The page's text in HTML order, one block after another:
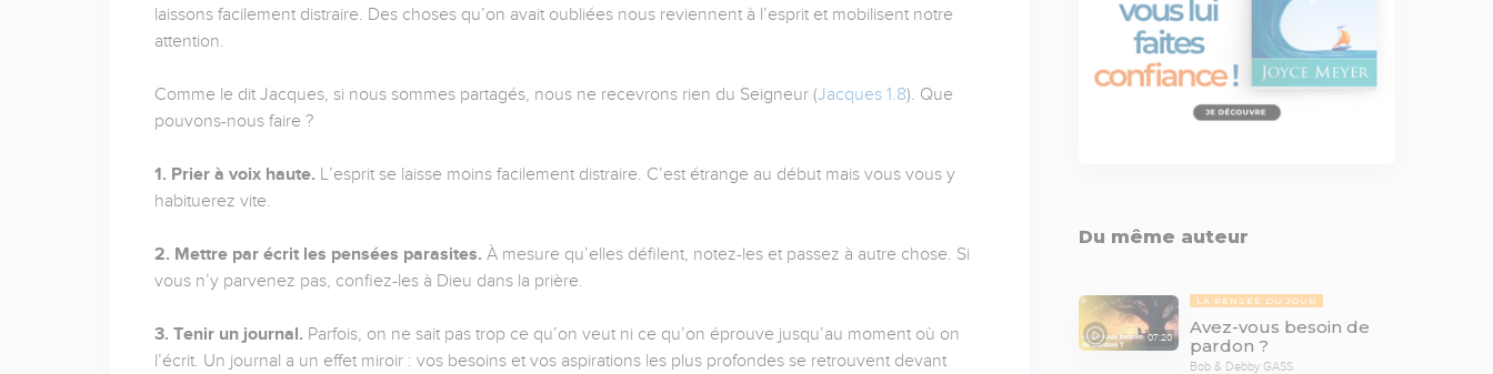
laissons facilement distraire. Des choses qu’on avait oubliées nous reviennent à l’esprit et mobilisent notre
attention.
Comme le dit Jacques, si nous sommes partagés, nous ne recevrons rien du Seigneur (Jacques 1.8). Que
pouvons-nous faire ?
1. Prier à voix haute. L’esprit se laisse moins facilement distraire. C’est étrange au début mais vous vous y
habituerez vite.
2. Mettre par écrit les pensées parasites. À mesure qu’elles défilent, notez-les et passez à autre chose. Si
vous n’y parvenez pas, confiez-les à Dieu dans la prière.
3. Tenir un journal. Parfois, on ne sait pas trop ce qu’on veut ni ce qu’on éprouve jusqu’au moment où on
l’écrit. Un journal a un effet miroir : vos besoins et vos aspirations les plus profondes se retrouvent devant
Du même auteur
07:20
LA PENSÉE DU JOUR
Avez-vous besoin de
pardon ?
Bob & Debby GASS